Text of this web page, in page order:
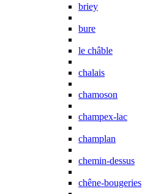
briey
bure
le châble
chalais
chamoson
champex-lac
champlan
chemin-dessus
chêne-bougeries